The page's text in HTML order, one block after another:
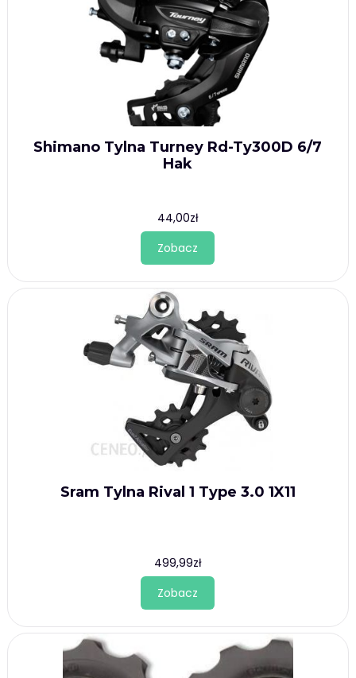
Shimano Tylna Turney Rd-Ty300D 6/7
Hak
44,00zł
Zobacz
Sram Tylna Rival 1 Type 3.0 1X11
499,99zł
Zobacz